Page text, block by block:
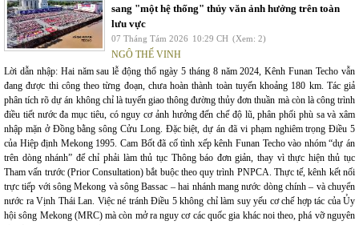
sang "một hệ thống" thủy văn ảnh hưởng trên toàn
lưu vực
07 Tháng Tám 2026 10:29 CH (Xem: 2)
NGÔ THẾ VINH
Lời dẫn nhập: Hai năm sau lễ động thổ ngày 5 tháng 8 năm 2024, Kênh Funan Techo vẫn
đang được thi công theo từng đoạn, chưa hoàn thành toàn tuyến khoảng 180 km. Tác giả
phân tích rõ dự án không chỉ là tuyến giao thông đường thủy đơn thuần mà còn là công trình
điều tiết nước đa mục tiêu, có nguy cơ ảnh hưởng đến chế độ lũ, phân phối phù sa và xâm
nhập mặn ở Đồng bằng sông Cửu Long. Đặc biệt, dự án đã vi phạm nghiêm trọng Điều 5
của Hiệp định Mekong 1995. Cam Bốt đã cố tình xếp kênh Funan Techo vào nhóm “dự án
trên dòng nhánh” để chỉ phải làm thủ tục Thông báo đơn giản, thay vì thực hiện thủ tục
Tham vấn trước (Prior Consultation) bắt buộc theo quy trình PNPCA. Thực tế, kênh kết nối
trực tiếp với sông Mekong và sông Bassac – hai nhánh mang nước dòng chính – và chuyển
nước ra Vịnh Thái Lan. Việc né tránh Điều 5 không chỉ làm suy yếu cơ chế hợp tác của Ủy
hội sông Mekong (MRC) mà còn mở ra nguy cơ các quốc gia khác noi theo, phá vỡ nguyên